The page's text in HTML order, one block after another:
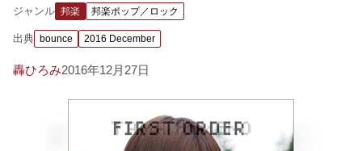
ジャンル 邦楽 邦楽ポップ／ロック
出典 bounce 2016 December
轟ひろみ2016年12月27日